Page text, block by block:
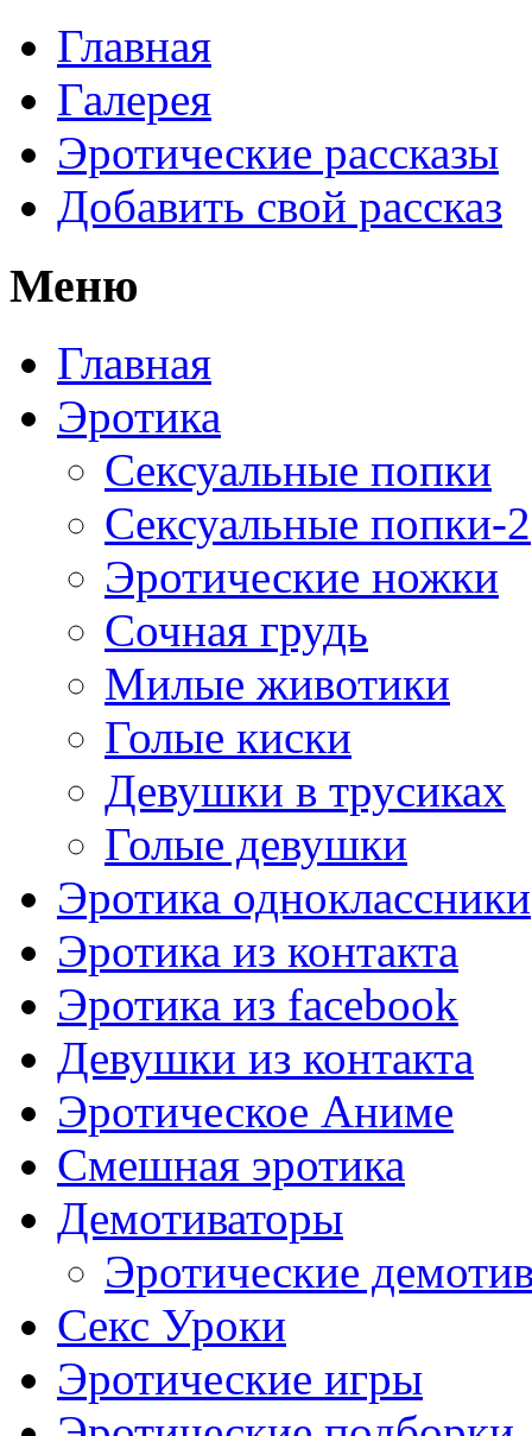
Главная
Галерея
Эротические рассказы
Добавить свой рассказ
Меню
Главная
Эротика
Сексуальные попки
Сексуальные попки-2
Эротические ножки
Сочная грудь
Милые животики
Голые киски
Девушки в трусиках
Голые девушки
Эротика одноклассники
Эротика из контакта
Эротика из facebook
Девушки из контакта
Эротическое Аниме
Смешная эротика
Демотиваторы
Эротические
Секс Уроки
Эротические игры